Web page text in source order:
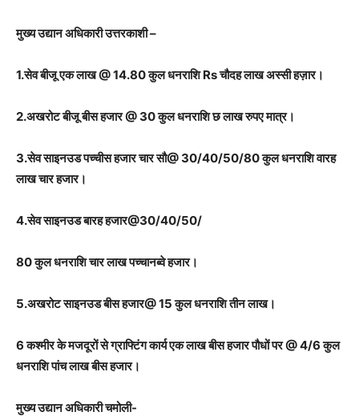
मुख्य उद्यान अधिकारी उत्तरकाशी –
1.सेव बीजू एक लाख @ 14.80 कुल धनराशि Rs चौदह लाख अस्सी हज़ार।
2.अखरोट बीजू बीस हजार @ 30 कुल धनराशि छ लाख रुपए मात्र।
3.सेव साइनउड पच्चीस हजार चार सौ@ 30/40/50/80 कुल धनराशि वारह
लाख चार हजार।
4.सेव साइनउड बारह हजार@30/40/50/
80 कुल धनराशि चार लाख पच्चानब्वे हजार।
5.अखरोट साइनउड बीस हजार@ 15 कुल धनराशि तीन लाख।
6 कश्मीर के मजदूरों से ग्राफ्टिंग कार्य एक लाख बीस हजार पौधों पर @ 4/6 कुल
धनराशि पांच लाख बीस हजार।
मुख्य उद्यान अधिकारी चमोली-